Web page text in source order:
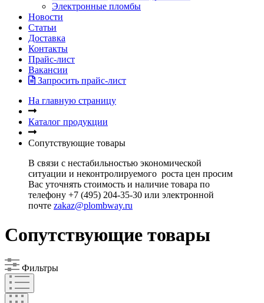
Электронные пломбы
Новости
Статьи
Доставка
Контакты
Прайс-лист
Вакансии
Запросить прайс-лист
На главную страницу
Каталог продукции
Сопутствующие товары
В связи с нестабильностью экономической
ситуации и неконтролируемого роста цен просим
Вас уточнять стоимость и наличие товара по
телефону +7 (495) 204-35-30 или электронной
почте zakaz@plombway.ru
Сопутствующие товары
Фильтры